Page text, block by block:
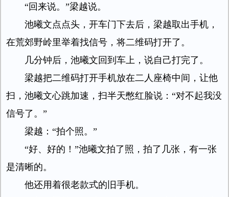
“回来说。”梁越说。
池曦文点点头，开车门下去后，梁越取出手机，
在荒郊野岭里举着找信号，将二维码打开了。
几分钟后，池曦文回到车上，说自己打完了。
梁越把二维码打开手机放在二人座椅中间，让他
扫，池曦文心跳加速，扫半天憋红脸说：“对不起我没
信号了。”
梁越：“拍个照。”
“好、好的！”池曦文拍了照，拍了几张，有一张
是清晰的。
他还用着很老款式的旧手机。